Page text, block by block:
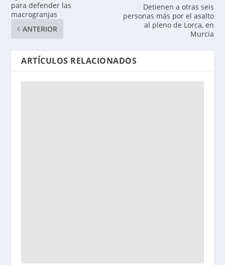
para defender las
macrogranjas
ANTERIOR
Detienen a otras seis
personas más por el asalto
al pleno de Lorca, en
Murcia
ARTÍCULOS RELACIONADOS